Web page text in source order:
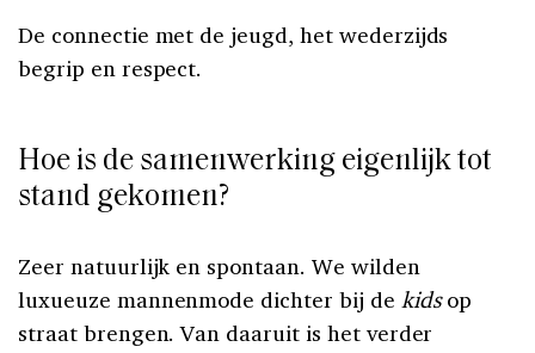
De connectie met de jeugd, het wederzijds
begrip en respect.
Hoe is de samenwerking eigenlijk tot
stand gekomen?
Zeer natuurlijk en spontaan. We wilden
luxueuze mannenmode dichter bij de kidsop
straat brengen. Van daaruit is het verder